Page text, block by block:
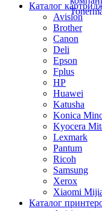
Каталог
Avision
Brother
Canon
Deli
Epson
Fplus
HP
Huawei
Katusha
Konica
Kyocera
Lexmark
Pantum
Ricoh
Samsung
Xerox
Xiaomi
Каталог